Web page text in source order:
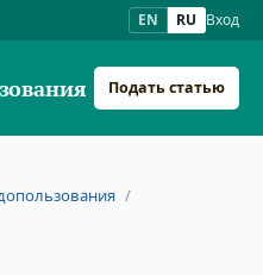
EN RU Вход
Подать статью
/